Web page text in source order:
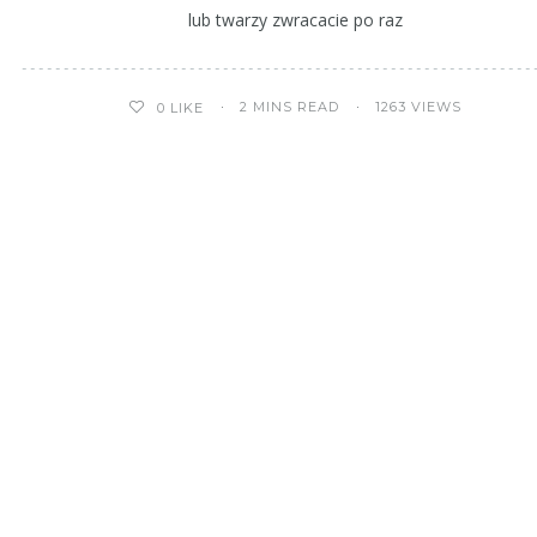
lub twarzy zwracacie po raz
0 LIKE 2 MINS READ 1263 VIEWS